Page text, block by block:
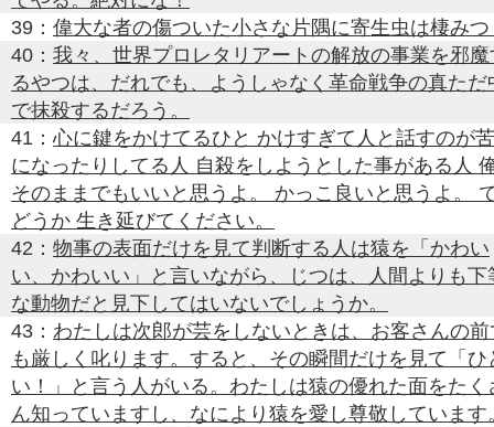
39： 偉大な者の傷ついた小さな片隅に寄生虫は棲みつ
40： 我々、世界プロレタリアートの解放の事業を邪魔
るやつは、だれでも、ようしゃなく革命戦争の真ただ
で抹殺するだろう。
41：心に鍵をかけてるひと かけすぎて人と話すのが
になったりしてる人 自殺をしようとした事がある人
そのままでもいいと思うよ。 かっこ良いと思うよ。
どうか 生き延びてください。
42： 物事の表面だけを見て判断する人は猿を「かわい
い、かわいい」と言いながら、じつは、人間よりも下
な動物だと見下してはいないでしょうか。
43： わたしは次郎が芸をしないときは、お客さんの前
も厳しく叱ります。すると、その瞬間だけを見て「ひ
い！」と言う人がいる。わたしは猿の優れた面をたく
ん知っていますし、なにより猿を愛し尊敬しています